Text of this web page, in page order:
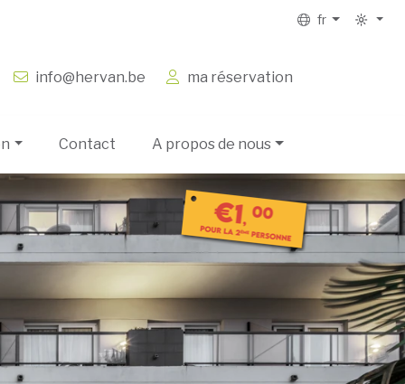
fr
info@hervan.be ma réservation
Contact A propos de nous